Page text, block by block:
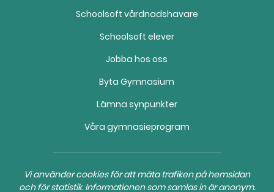
e
o
o
k
(
p
n
s
n
t
g
a
m
ö
p
a
i
t
b
(
ö
p
a
i
y
Schoolsoft vårdnadshavare
Schoolsoft elever
Jobba hos oss
Byta Gymnasium
Lämna synpunkter
Våra gymnasieprogram
Vi använder cookies för att mäta trafiken på hemsidan
och för statistik. Informationen som samlas in är anonym.